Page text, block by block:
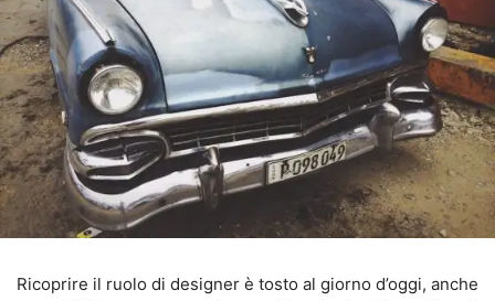
Ricoprire il ruolo di designer è tosto al giorno d’oggi, anche